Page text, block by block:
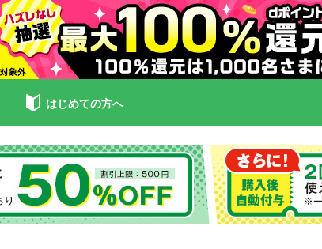
はじめての方へ